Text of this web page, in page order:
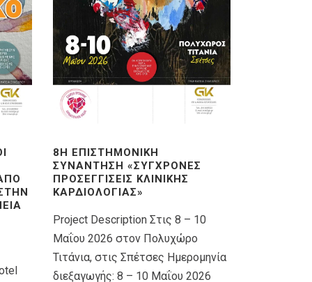
8Η ΕΠΙΣΤΗΜΟΝΙΚΉ
ΣΥΝΆΝΤΗΣΗ «ΣΎΓΧΡΟΝΕΣ
ΠΡΟΣΕΓΓΊΣΕΙΣ ΚΛΙΝΙΚΉΣ
ΚΑΡΔΙΟΛΟΓΊΑΣ»
Project Description Στις 8 – 10
Μαΐου 2026 στον Πολυχώρο
Τιτάνια, στις Σπέτσες Ημερομηνία
διεξαγωγής: 8 – 10 Μαΐου 2026